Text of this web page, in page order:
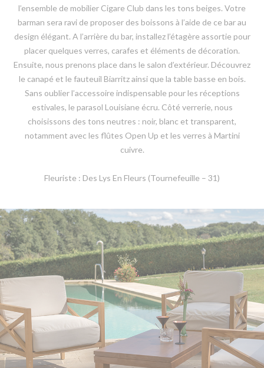
l’ensemble de mobilier Cigare Club dans les tons beiges. Votre
barman sera ravi de proposer des boissons à l’aide de ce bar au
design élégant. A l’arrière du bar, installez l’étagère assortie pour
placer quelques verres, carafes et éléments de décoration.
Ensuite, nous prenons place dans le salon d’extérieur. Découvrez
le canapé et le fauteuil Biarritz ainsi que la table basse en bois.
Sans oublier l’accessoire indispensable pour les réceptions
estivales, le parasol Louisiane écru. Côté verrerie, nous
choisissons des tons neutres : noir, blanc et transparent,
notamment avec les flûtes Open Up et les verres à Martini
cuivre.
Fleuriste : Des Lys En Fleurs (Tournefeuille – 31)